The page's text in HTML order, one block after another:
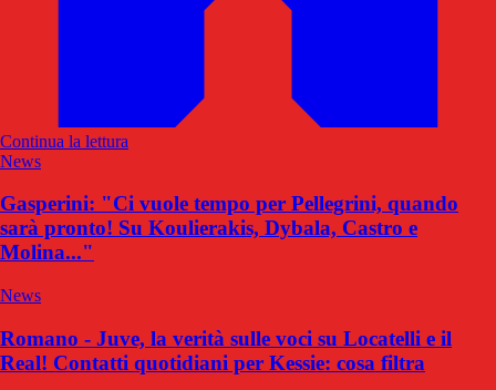
Continua la lettura
News
Gasperini: "Ci vuole tempo per Pellegrini, quando
sarà pronto! Su Koulierakis, Dybala, Castro e
Molina..."
News
Romano - Juve, la verità sulle voci su Locatelli e il
Real! Contatti quotidiani per Kessie: cosa filtra